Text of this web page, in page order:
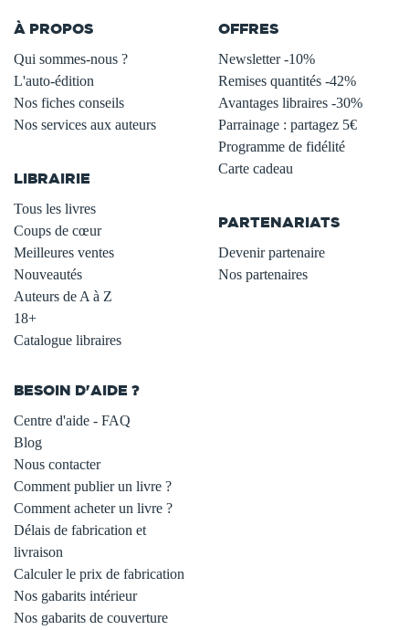
À PROPOS
Qui sommes-nous ?
L'auto-édition
Nos fiches conseils
Nos services aux auteurs
LIBRAIRIE
Tous les livres
Coups de cœur
Meilleures ventes
Nouveautés
Auteurs de A à Z
18+
Catalogue libraires
OFFRES
Newsletter -10%
Remises quantités -42%
Avantages libraires -30%
Parrainage : partagez 5€
Programme de fidélité
Carte cadeau
PARTENARIATS
Devenir partenaire
Nos partenaires
BESOIN D'AIDE ?
Centre d'aide - FAQ
Blog
Nous contacter
Comment publier un livre ?
Comment acheter un livre ?
Délais de fabrication et
livraison
Calculer le prix de fabrication
Nos gabarits intérieur
Nos gabarits de couverture